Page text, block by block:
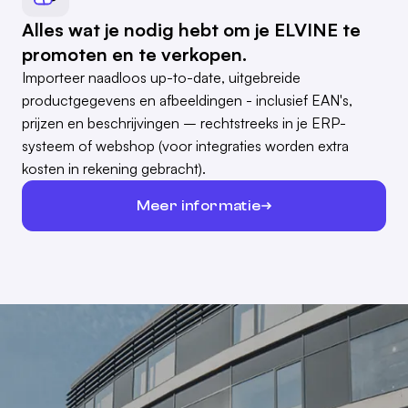
Alles wat je nodig hebt om je ELVINE te
promoten en te verkopen.
Importeer naadloos up-to-date, uitgebreide
productgegevens en afbeeldingen - inclusief EAN's,
prijzen en beschrijvingen – rechtstreeks in je ERP-
systeem of webshop (voor integraties worden extra
kosten in rekening gebracht).
Meer informatie